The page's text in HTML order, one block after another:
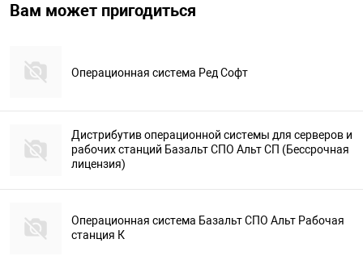
Вам может пригодиться
Операционная система Ред Софт
Дистрибутив операционной системы для серверов и
рабочих станций Базальт СПО Альт СП (Бессрочная
лицензия)
Операционная система Базальт СПО Альт Рабочая
станция К